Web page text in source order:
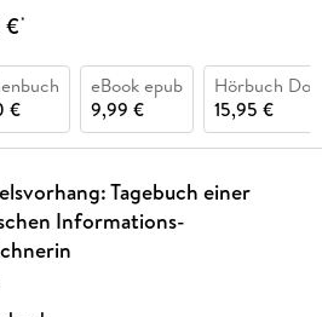
€*
€
eBook epub
9,99 €
Hörbuch
15,95 €
Tagebuch einer
Informations-